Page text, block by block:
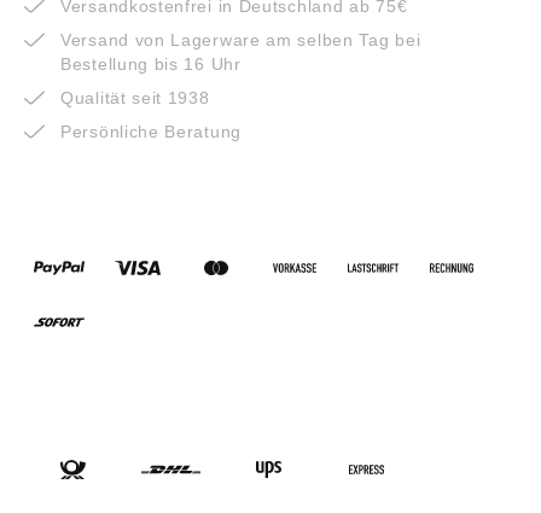
Versandkostenfrei in Deutschland ab 75€
Versand von Lagerware am selben Tag bei
Bestellung bis 16 Uhr
Qualität seit 1938
Persönliche Beratung